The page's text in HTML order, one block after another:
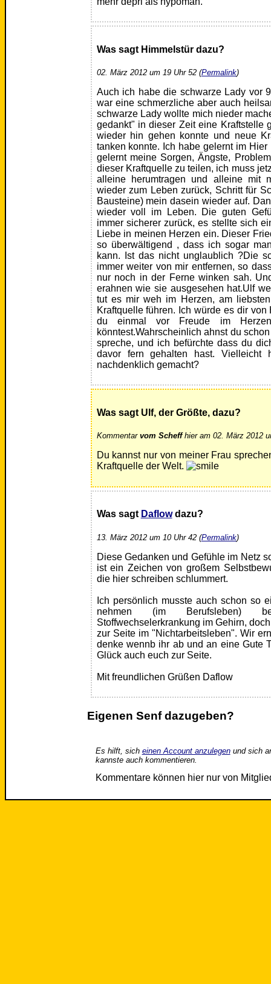
Was sagt Himmelstür dazu?
02. März 2012 um 19 Uhr 52 (Permalink)
Auch ich habe die schwarze Lady vor
war eine schmerzliche aber auch
schwarze Lady wollte mich nieder
gedankt" in dieser Zeit eine Kraftstelle
wieder hin gehen konnte und neue
tanken konnte. Ich habe gelernt im
gelernt meine Sorgen, Ängste,
dieser Kraftquelle zu teilen, ich muss
alleine herumtragen und alleine mit
wieder zum Leben zurück, Schritt für
Bausteine) mein dasein wieder auf.
wieder voll im Leben. Die guten
immer sicherer zurück, es stellte sich
Liebe in meinen Herzen ein. Dieser
so überwältigend , dass ich sogar
kann. Ist das nicht unglaublich ?Die
immer weiter von mir entfernen, so
nur noch in der Ferne winken sah.
erahnen wie sie ausgesehen hat.Ulf
tut es mir weh im Herzen, am
Kraftquelle führen. Ich würde es dir
du einmal vor Freude im
könntest.Wahrscheinlich ahnst du
spreche, und ich befürchte dass du
davor fern gehalten hast.
nachdenklich gemacht?
Was sagt Ulf, der Größte, dazu?
Kommentar vom Scheffhier am 02. März 2012
Du kannst nur von meiner Frau
Kraftquelle der Welt.
Was sagt Daflowdazu?
13. März 2012 um 10 Uhr 42 (Permalink)
Diese Gedanken und Gefühle im Netz
ist ein Zeichen von großem
die hier schreiben schlummert.
Ich persönlich musste auch schon so
nehmen (im Berufsleben)
Stoffwechselerkrankung im Gehirn,
zur Seite im "Nichtarbeitsleben". Wir
denke wennb ihr ab und an eine Gute
Glück auch euch zur Seite.
Mit freundlichen Grüßen Daflow
Eigenen Senf dazugeben?
Es hilft, sich einen Account anzulegenund sich
kannste auch kommentieren.
Kommentare können hier nur von